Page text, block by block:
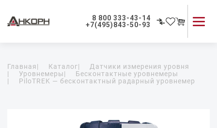
8 800 333-43-14
+7(495)843-50-93
Применение приборов
Как мы работаем
Главная| Каталог|
Датчики измерения уровня
|
Уровнемеры|
Бесконтактные уровнемеры
|
PiloTREK — бесконтактный радарный уровнемер